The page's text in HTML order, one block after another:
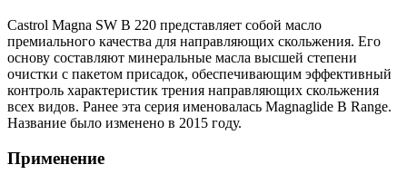
Castrol Magna SW B 220 представляет собой масло
премиального качества для направляющих скольжения. Его
основу составляют минеральные масла высшей степени
очистки с пакетом присадок, обеспечивающим эффективный
контроль характеристик трения направляющих скольжения
всех видов. Ранее эта серия именовалась Magnaglide B Range.
Название было изменено в 2015 году.
Применение